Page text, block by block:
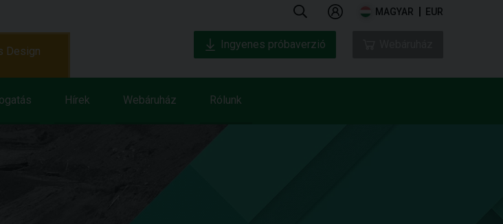
MAGYAR EUR
Hírek Webáruház Rólunk
Design
Ingyenes próbaverzió